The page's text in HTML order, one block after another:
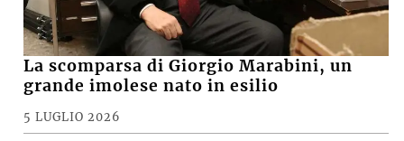
La scomparsa di Giorgio Marabini, un
grande imolese nato in esilio
5 LUGLIO 2026